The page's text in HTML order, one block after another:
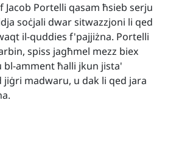
Portelli qasam ħsieb serju
soċjali dwar sitwazzjoni li qed
il-quddies f'pajjiżna. Portelli
spiss jagħmel mezz biex
bl-amment ħalli jkun jista'
jiġri madwaru, u dak li qed jara